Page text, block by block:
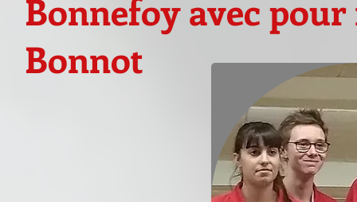
Bonnefoy avec
Bonnot